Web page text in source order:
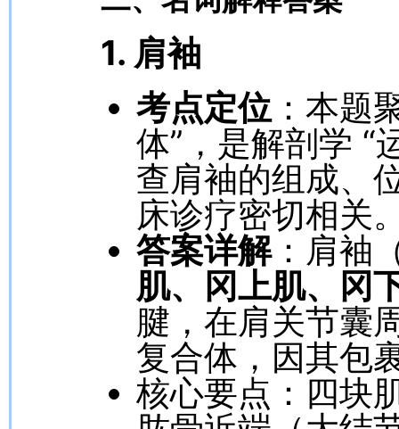
1. 肩袖
考点定位 ：本题
体”，是解剖学 “
查肩袖的组成、
床诊疗密切相关
答案详解：肩袖
肌、冈上肌、冈
腱，在肩关节囊
复合体，因其包
核心要点：四块